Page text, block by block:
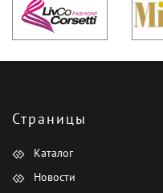
Страницы
Каталог
Новости